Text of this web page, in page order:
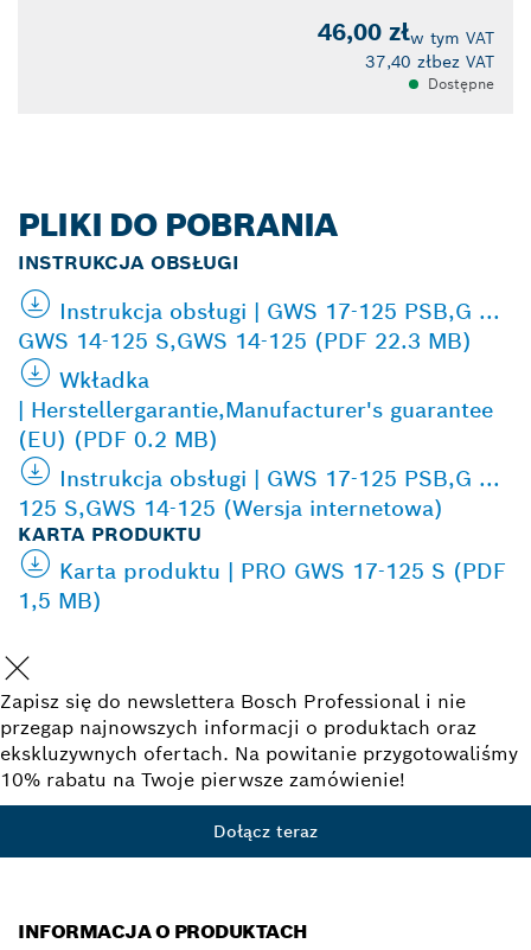
46,00 złw tym VAT
37,40 złbez VAT
Dostępne
PLIKI DO POBRANIA
INSTRUKCJA OBSŁUGI
Instrukcja obsługi | GWS 17-125 PSB,G ...
GWS 14-125 S,GWS 14-125 (PDF 22.3 MB)
Wkładka
| Herstellergarantie,Manufacturer's guarantee
(EU) (PDF 0.2 MB)
Instrukcja obsługi | GWS 17-125 PSB,G ...
125 S,GWS 14-125 (Wersja internetowa)
KARTA PRODUKTU
Karta produktu | PRO GWS 17-125 S (PDF
1,5 MB)
Zapisz się do newslettera Bosch Professional i nie
przegap najnowszych informacji o produktach oraz
ekskluzywnych ofertach. Na powitanie przygotowaliśmy
10% rabatu na Twoje pierwsze zamówienie!
Dołącz teraz
INFORMACJA O PRODUKTACH